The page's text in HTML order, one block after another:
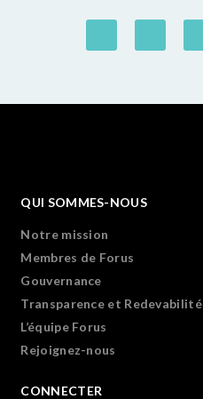
QUI SOMMES-NOUS
Notre mission
Membres de Forus
Gouvernance
Transparence et Redevabilité
L’équipe Forus
Rejoignez-nous
CONNECTER